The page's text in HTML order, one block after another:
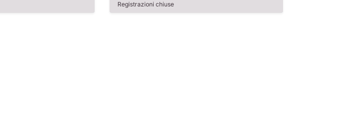
Registrazioni chiuse